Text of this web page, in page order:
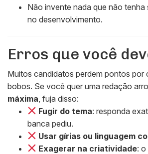
Não invente nada que não
no desenvolvimento.
Erros que você
Muitos candidatos perdem pontos por
bobos. Se você quer uma redação
máxima , fuja disso:
Fugir do tema: responda
banca pediu.
Usar gírias ou linguagem
Exagerar na criatividade: